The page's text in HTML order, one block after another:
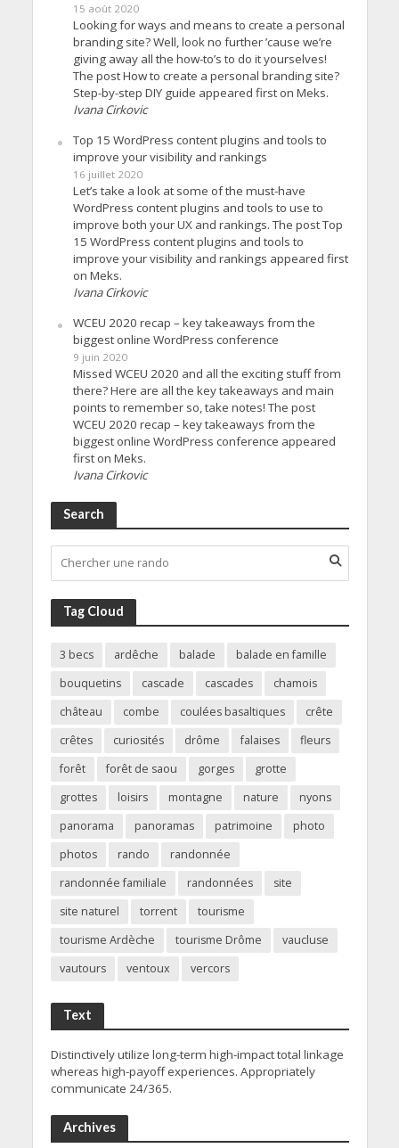
15 août 2020
Looking for ways and means to create a personal
branding site? Well, look no further ’cause we’re
giving away all the how-to’s to do it yourselves!
The post How to create a personal branding site?
Step-by-step DIY guide appeared first on Meks.
Ivana Cirkovic
Top 15 WordPress content plugins and tools to
improve your visibility and rankings
16 juillet 2020
Let’s take a look at some of the must-have
WordPress content plugins and tools to use to
improve both your UX and rankings. The post Top
15 WordPress content plugins and tools to
improve your visibility and rankings appeared first
on Meks.
Ivana Cirkovic
WCEU 2020 recap – key takeaways from the
biggest online WordPress conference
9 juin 2020
Missed WCEU 2020 and all the exciting stuff from
there? Here are all the key takeaways and main
points to remember so, take notes! The post
WCEU 2020 recap – key takeaways from the
biggest online WordPress conference appeared
first on Meks.
Ivana Cirkovic
Search
Tag Cloud
3 becs ardêche balade
balade en famille
bouquetins
cascade cascades
chamois
château
combe coulées basaltiques
crête
crêtes
curiosités drôme falaises
fleurs
forêt
forêt de saou gorges
grotte
grottes
loisirs montagne nature
nyons
panorama
panoramas patrimoine
photo
photos
rando
randonnée
randonnée familiale
randonnées
site
site naturel
torrent
tourisme
tourisme Ardèche
tourisme Drôme
vaucluse
vautours
ventoux vercors
Text
Distinctively utilize long-term high-impact total linkage
whereas high-payoff experiences. Appropriately
communicate 24/365.
Archives